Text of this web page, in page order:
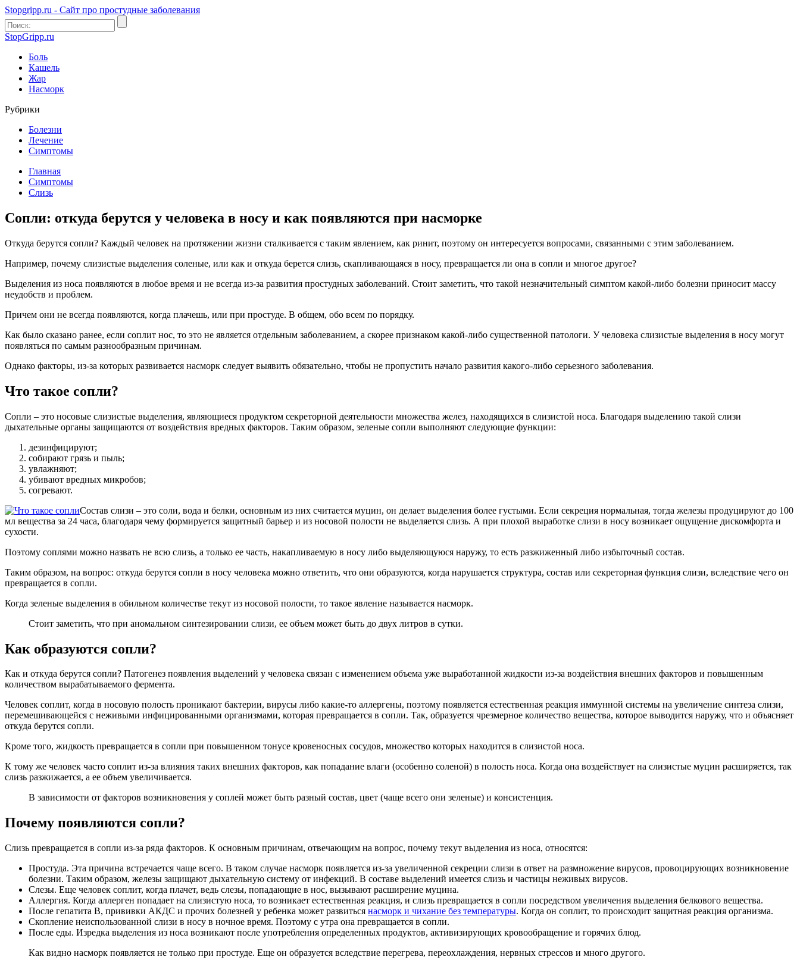
Stopgripp.ru - Cайт про простудные заболевания
StopGripp.ru
Боль
Кашель
Жар
Насморк
Рубрики
Болезни
Лечение
Симптомы
Главная
Симптомы
Слизь
Сопли: откуда берутся у человека в носу и как появляются при насморке
Откуда берутся сопли? Каждый человек на протяжении жизни сталкивается с таким явлением, как ринит, поэтому он интересуется вопросами, связанными с этим заболеванием.
Например, почему слизистые выделения соленые, или как и откуда берется слизь, скапливающаяся в носу, превращается ли она в сопли и многое другое?
Выделения из носа появляются в любое время и не всегда из-за развития простудных заболеваний. Стоит заметить, что такой незначительный симптом какой-либо болезни приносит массу
неудобств и проблем.
Причем они не всегда появляются, когда плачешь, или при простуде. В общем, обо всем по порядку.
Как было сказано ранее, если соплит нос, то это не является отдельным заболеванием, а скорее признаком какой-либо существенной патологи. У человека слизистые выделения в носу могут
появляться по самым разнообразным причинам.
Однако факторы, из-за которых развивается насморк следует выявить обязательно, чтобы не пропустить начало развития какого-либо серьезного заболевания.
Что такое сопли?
Сопли – это носовые слизистые выделения, являющиеся продуктом секреторной деятельности множества желез, находящихся в слизистой носа. Благодаря выделению такой слизи
дыхательные органы защищаются от воздействия вредных факторов. Таким образом, зеленые сопли выполняют следующие функции:
дезинфицируют;
собирают грязь и пыль;
увлажняют;
убивают вредных микробов;
согревают.
Состав слизи – это соли, вода и белки, основным из них считается муцин, он делает выделения более густыми. Если секреция нормальная, тогда железы продуцируют до 100
мл вещества за 24 часа, благодаря чему формируется защитный барьер и из носовой полости не выделяется слизь. А при плохой выработке слизи в носу возникает ощущение дискомфорта и
сухости.
Поэтому соплями можно назвать не всю слизь, а только ее часть, накапливаемую в носу либо выделяющуюся наружу, то есть разжиженный либо избыточный состав.
Таким образом, на вопрос: откуда берутся сопли в носу человека можно ответить, что они образуются, когда нарушается структура, состав или секреторная функция слизи, вследствие чего он
превращается в сопли.
Когда зеленые выделения в обильном количестве текут из носовой полости, то такое явление называется насморк.
Стоит заметить, что при аномальном синтезировании слизи, ее объем может быть до двух литров в сутки.
Как образуются сопли?
Как и откуда берутся сопли? Патогенез появления выделений у человека связан с изменением объема уже выработанной жидкости из-за воздействия внешних факторов и повышенным
количеством вырабатываемого фермента.
Человек соплит, когда в носовую полость проникают бактерии, вирусы либо какие-то аллергены, поэтому появляется естественная реакция иммунной системы на увеличение синтеза слизи,
перемешивающейся с неживыми инфицированными организмами, которая превращается в сопли. Так, образуется чрезмерное количество вещества, которое выводится наружу, что и объясняет
откуда берутся сопли.
Кроме того, жидкость превращается в сопли при повышенном тонусе кровеносных сосудов, множество которых находится в слизистой носа.
К тому же человек часто соплит из-за влияния таких внешних факторов, как попадание влаги (особенно соленой) в полость носа. Когда она воздействует на слизистые муцин расширяется, так
слизь разжижается, а ее объем увеличивается.
В зависимости от факторов возникновения у соплей может быть разный состав, цвет (чаще всего они зеленые) и консистенция.
Почему появляются сопли?
Слизь превращается в сопли из-за ряда факторов. К основным причинам, отвечающим на вопрос, почему текут выделения из носа, относятся:
Простуда. Эта причина встречается чаще всего. В таком случае насморк появляется из-за увеличенной секреции слизи в ответ на размножение вирусов, провоцирующих возникновение
болезни. Таким образом, железы защищают дыхательную систему от инфекций. В составе выделений имеется слизь и частицы неживых вирусов.
Слезы. Еще человек соплит, когда плачет, ведь слезы, попадающие в нос, вызывают расширение муцина.
Аллергия. Когда аллерген попадает на слизистую носа, то возникает естественная реакция, и слизь превращается в сопли посредством увеличения выделения белкового вещества.
После гепатита В, прививки АКДС и прочих болезней у ребенка может развиться насморк и чихание без температуры. Когда он соплит, то происходит защитная реакция организма.
Скопление неиспользованной слизи в носу в ночное время. Поэтому с утра она превращается в сопли.
После еды. Изредка выделения из носа возникают после употребления определенных продуктов, активизирующих кровообращение и горячих блюд.
Как видно насморк появляется не только при простуде. Еще он образуется вследствие перегрева, переохлаждения, нервных стрессов и много другого.